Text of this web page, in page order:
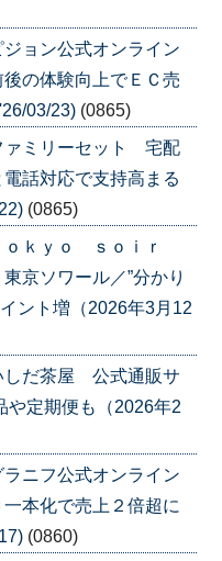
ョン公式オンライン
の体験向上でＥＣ売
03/23) (0865)
ァミリーセット 宅配
話対応で支持高まる
(0865)
ｏｋｙｏ ｓｏｉｒ
京ソワール／”分かり
ント増（2026年3月12
しだ茶屋 公式通販サ
や定期便も（2026年2
ニフ公式オンライン
本化で売上２倍超に
(0860)